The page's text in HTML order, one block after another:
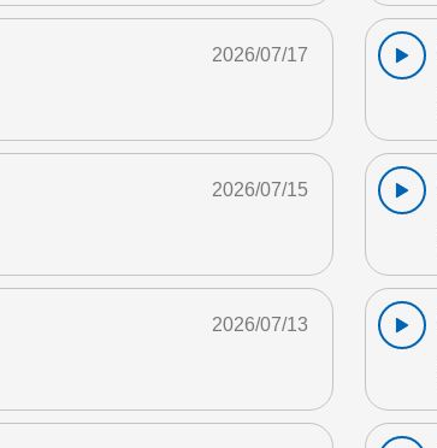
2026/07/17
2026/07/15
2026/07/13